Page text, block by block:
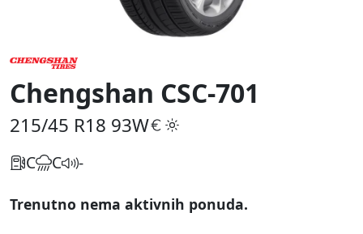
Chengshan CSC-701
215/45 R18 93W
C C -
Trenutno nema aktivnih ponuda.